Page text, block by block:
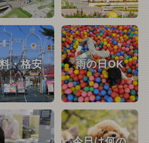
・格安 雨の日OK